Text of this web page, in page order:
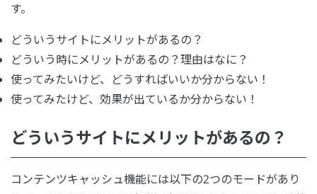
す。
どういうサイトにメリットがあるの？
どういう時にメリットがあるの？理由はなに？
使ってみたいけど、どうすればいいか分からない！
使ってみたけど、効果が出ているか分からない！
どういうサイトにメリットがあるの？
コンテンツキャッシュ機能には以下の2つのモードがあり